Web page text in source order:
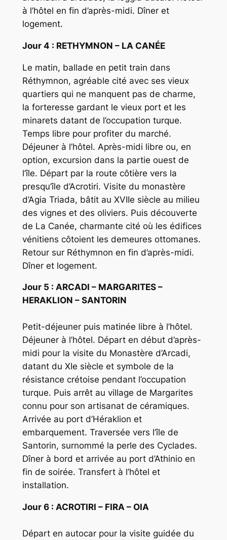
à l’hôtel en fin d’après-midi. Dîner et
logement.
Jour 4 : RETHYMNON – LA CANÉE
Le matin, ballade en petit train dans
Réthymnon, agréable cité avec ses vieux
quartiers qui ne manquent pas de charme,
la forteresse gardant le vieux port et les
minarets datant de l’occupation turque.
Temps libre pour profiter du marché.
Déjeuner à l’hôtel. Après-midi libre ou, en
option, excursion dans la partie ouest de
l’île. Départ par la route côtière vers la
presqu’île d’Acrotiri. Visite du monastère
d’Agia Triada, bâtit au XVIIe siècle au milieu
des vignes et des oliviers. Puis découverte
de La Canée, charmante cité où les édifices
vénitiens côtoient les demeures ottomanes.
Retour sur Réthymnon en fin d’après-midi.
Dîner et logement.
Jour 5 : ARCADI – MARGARITES –
HERAKLION – SANTORIN
Petit-déjeuner puis matinée libre à l’hôtel.
Déjeuner à l’hôtel. Départ en début d’après-
midi pour la visite du Monastère d’Arcadi,
datant du XIe siècle et symbole de la
résistance crétoise pendant l’occupation
turque. Puis arrêt au village de Margarites
connu pour son artisanat de céramiques.
Arrivée au port d’Héraklion et
embarquement. Traversée vers l’île de
Santorin, surnommé la perle des Cyclades.
Dîner à bord et arrivée au port d’Athinio en
fin de soirée. Transfert à l’hôtel et
installation.
Jour 6 : ACROTIRI – FIRA – OIA
Départ en autocar pour la visite guidée du